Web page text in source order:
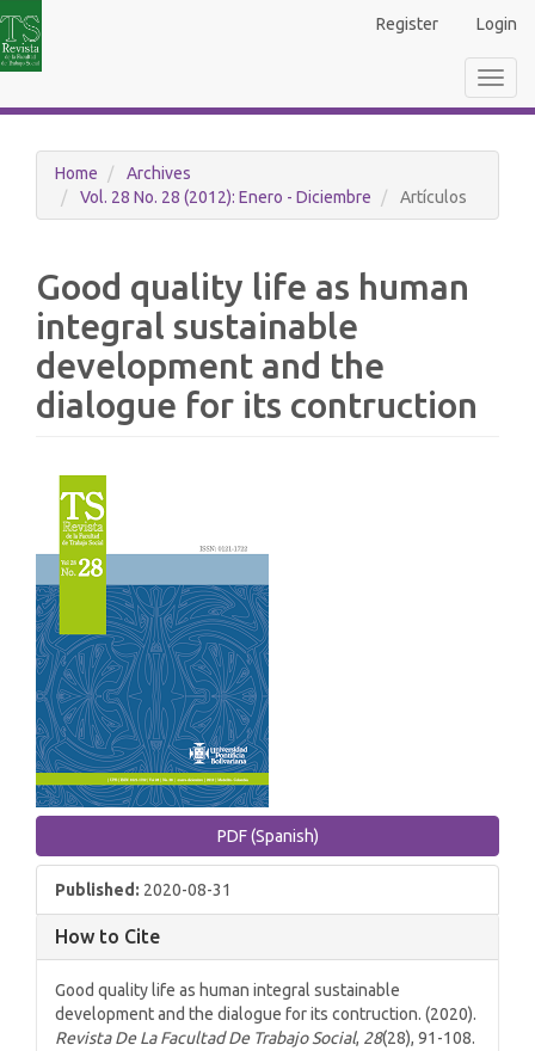
Sidebar
Register Login
Home
Archives
Vol. 28 No. 28 (2012): Enero - Diciembre
Artículos
Good quality life as human
integral sustainable
development and the
dialogue for its contruction
Article
Sidebar
PDF (Spanish)
Published: 2020-08-31
How to Cite
Good quality life as human integral sustainable
development and the dialogue for its contruction. (2020).
Revista De La Facultad De Trabajo Social, 28(28), 91-108.